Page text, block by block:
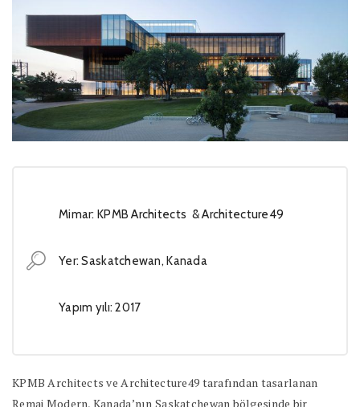
Mimar: KPMB Architects & Architecture49
Yer: Saskatchewan, Kanada
Yapım yılı: 2017
KPMB Architects ve Architecture49 tarafından tasarlanan
Remai Modern, Kanada’nın Saskatchewan bölgesinde bir